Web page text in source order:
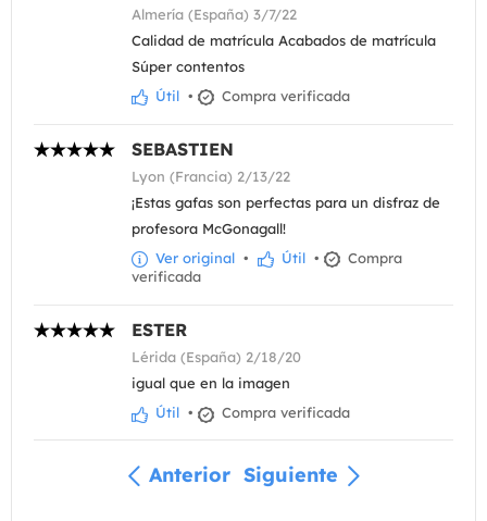
Almería (España) 3/7/22
Calidad de matrícula Acabados de matrícula
Súper contentos
Útil • Compra verificada
SEBASTIEN
Lyon (Francia) 2/13/22
¡Estas gafas son perfectas para un disfraz de
profesora McGonagall!
Ver original • Útil •
Compra
verificada
ESTER
Lérida (España) 2/18/20
igual que en la imagen
Útil • Compra verificada
Anterior Siguiente